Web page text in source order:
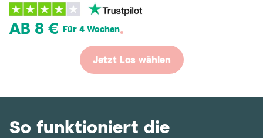
AB 8 € Für 4 Wochen.
Jetzt Los wählen
So funktioniert die